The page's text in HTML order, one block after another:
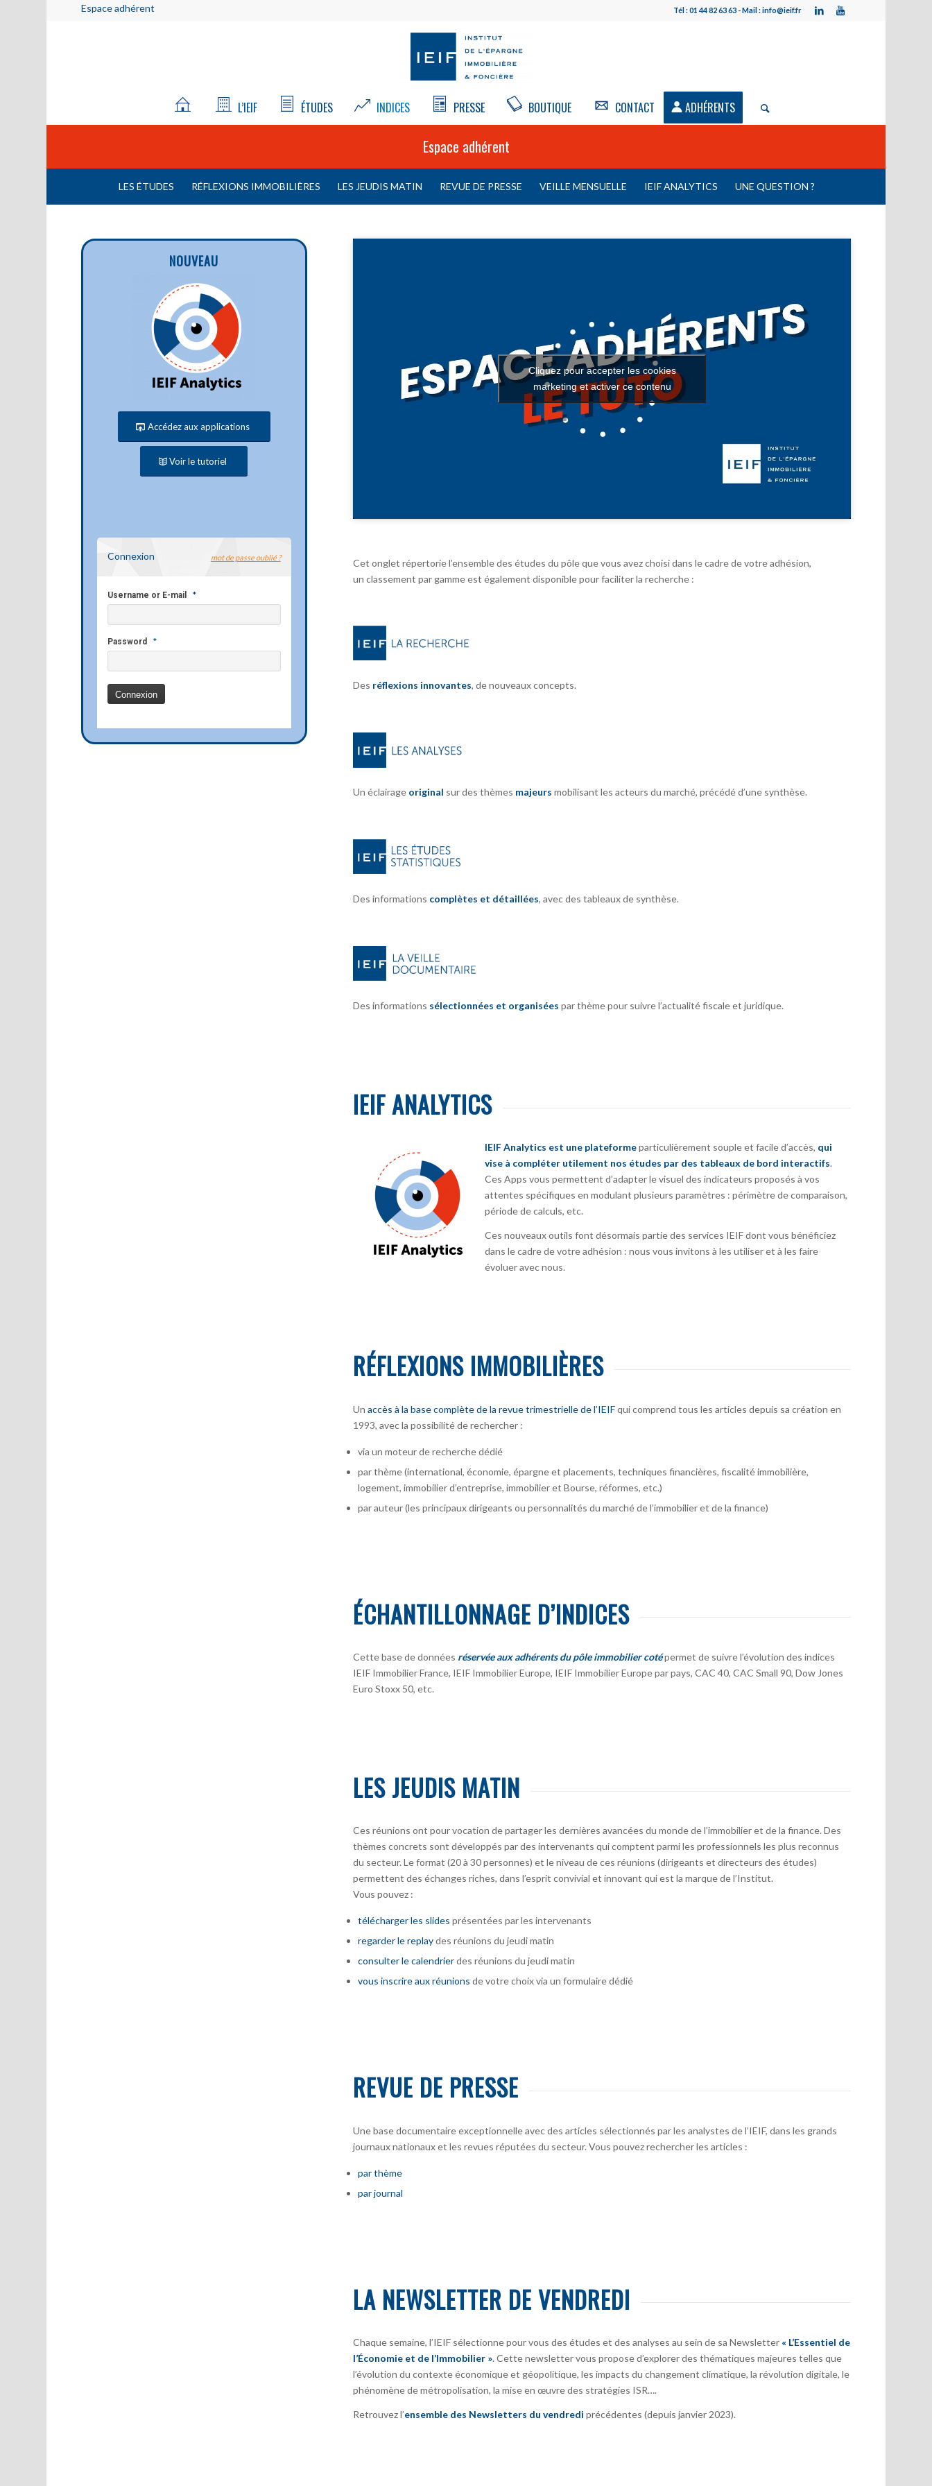
Espace adhérent Tél : 01 44 82 63 63 - Mail : info@ieif.fr
L’IEIF ÉTUDES INDICES PRESSE BOUTIQUE CONTACT ADHÉRENTS
Espace adhérent
LES ÉTUDES RÉFLEXIONS IMMOBILIÈRES LES JEUDIS MATIN REVUE DE PRESSE VEILLE MENSUELLE IEIF ANALYTICS UNE QUESTION ?
NOUVEAU
Accédez aux applications
Voir le tutoriel
Connexion mot de passe oublié ?
Username or E-mail *
Password *
Cliquez pour accepter les cookies
marketing et activer ce contenu
Cet onglet répertorie l’ensemble des études du pôle que vous avez choisi dans le cadre de votre adhésion,
un classement par gamme est également disponible pour faciliter la recherche :
Des réflexions innovantes, de nouveaux concepts.
Un éclairage original sur des thèmes majeurs mobilisant les acteurs du marché, précédé d’une synthèse.
Des informations complètes et détaillées, avec des tableaux de synthèse.
Des informations sélectionnées et organisées par thème pour suivre l’actualité fiscale et juridique.
IEIF ANALYTICS
IEIF Analytics est une plateformeparticulièrement souple et facile d’accès, qui
vise à compléter utilement nos études par des tableaux de bord interactifs.
Ces Apps vous permettent d’adapter le visuel des indicateurs proposés à vos
attentes spécifiques en modulant plusieurs paramètres : périmètre de comparaison,
période de calculs, etc.
Ces nouveaux outils font désormais partie des services IEIF dont vous bénéficiez
dans le cadre de votre adhésion : nous vous invitons à les utiliser et à les faire
évoluer avec nous.
RÉFLEXIONS IMMOBILIÈRES
Unaccès à la base complète de la revue trimestrielle de l’IEIFqui comprend tous les articles depuis sa création en
1993, avec la possibilité de rechercher :
via un moteur de recherche dédié
par thème (international, économie, épargne et placements, techniques financières, fiscalité immobilière,
logement, immobilier d’entreprise, immobilier et Bourse, réformes, etc.)
par auteur(les principaux dirigeants ou personnalités du marché de l’immobilier et de la finance)
ÉCHANTILLONNAGE D’INDICES
Cette base de données réservée aux adhérents du pôle immobilier cotépermet de suivre l’évolution des indices
IEIF Immobilier France, IEIF Immobilier Europe, IEIF Immobilier Europe par pays, CAC 40, CAC Small 90, Dow Jones
Euro Stoxx 50, etc.
LES JEUDIS MATIN
Ces réunions ont pour vocation de partager les dernières avancées du monde de l’immobilier et de la finance. Des
thèmes concrets sont développés par des intervenants qui comptent parmi les professionnels les plus reconnus
du secteur. Le format (20 à 30 personnes) et le niveau de ces réunions (dirigeants et directeurs des études)
permettent des échanges riches, dans l’esprit convivial et innovant qui est la marque de l’Institut.
Vous pouvez :
téléchargerles slides présentées par les intervenants
regarder le replaydes réunions du jeudi matin
consulter le calendrierdes réunions du jeudi matin
vous inscrireaux réunions de votre choix via un formulaire dédié
REVUE DE PRESSE
Une base documentaire exceptionnelle avec des articles sélectionnés par les analystes de l’IEIF, dans les grands
journaux nationaux et les revues réputées du secteur. Vous pouvez rechercher les articles :
par thème
par journal
LA NEWSLETTER DE VENDREDI
Chaque semaine, l’IEIF sélectionne pour vous des études et des analyses au sein de sa Newsletter « L’Essentiel de
l’Économie et de l’Immobilier ». Cette newsletter vous propose d’explorer des thématiques majeures telles que
l’évolution du contexte économique et géopolitique, les impacts du changement climatique, la révolution digitale, le
phénomène de métropolisation, la mise en œuvre des stratégies ISR….
Retrouvez l’ensemble des Newsletters du vendredi précédentes (depuis janvier 2023).